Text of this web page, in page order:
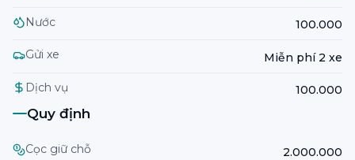
Nước 100.000
Gửi xe Miễn phí 2 xe
Dịch vụ 100.000
Quy định
Cọc giữ chỗ 2.000.000